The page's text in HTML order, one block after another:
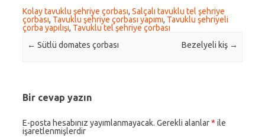
Kolay tavuklu şehriye çorbası, Salçalı tavuklu tel şehriye
çorbası, Tavuklu şehriye çorbası yapımı, Tavuklu şehriyeli
çorba yapılışı, Tavuklu tel şehriye çorbası
Post navigation
← Sütlü domates çorbası Bezelyeli kiş →
Bir cevap yazın
E-posta hesabınız yayımlanmayacak. Gerekli alanlar* ile
işaretlenmişlerdir